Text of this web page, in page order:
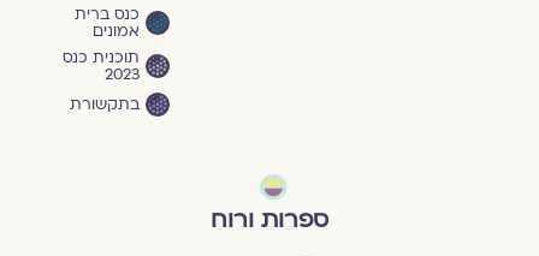
כנס ברית
אמונים
תוכנית כנס
2023
בתקשורת
ספרות ורוח